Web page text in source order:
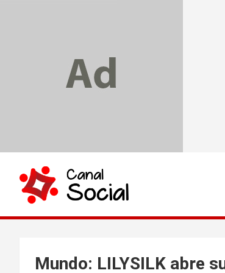
content
Canal Social
Mundo: LILYSILK abre